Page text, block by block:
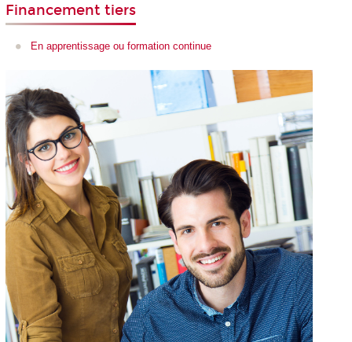
Financement tiers
En apprentissage ou formation continue